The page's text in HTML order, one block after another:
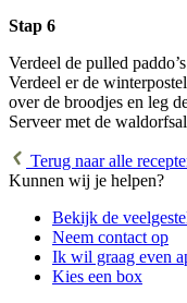
Stap 6
Verdeel de pulled
Verdeel er de
over de broodjes en leg
Serveer met de
Terug naar alle
Kunnen wij je helpen?
Bekijk de
Neem contact op
Ik wil graag even
Kies een box